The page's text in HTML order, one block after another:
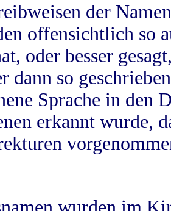
der
offensichtlich so
oder besser
dann so
Sprache in
erkannt wurde,